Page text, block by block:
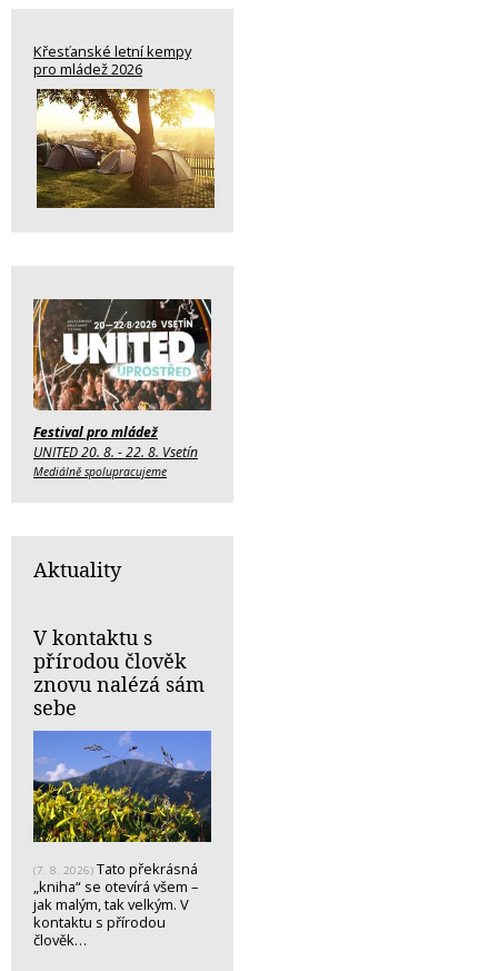
Křesťanské letní kempy
pro mládež 2026
Festival pro mládež
UNITED 20. 8. - 22. 8. Vsetín
Mediálně spolupracujeme
Aktuality
V kontaktu s
přírodou člověk
znovu nalézá sám
sebe
(7. 8. 2026) Tato překrásná
„kniha“ se otevírá všem –
jak malým, tak velkým. V
kontaktu s přírodou
člověk…